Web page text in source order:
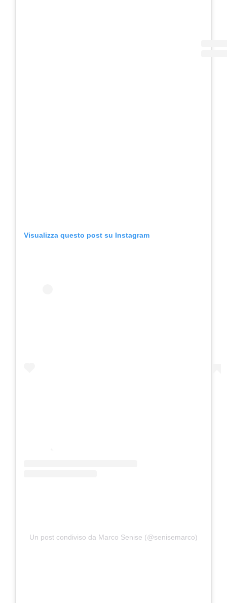
Visualizza questo post su Instagram
Un post condiviso da Marco Senise (@senisemarco)